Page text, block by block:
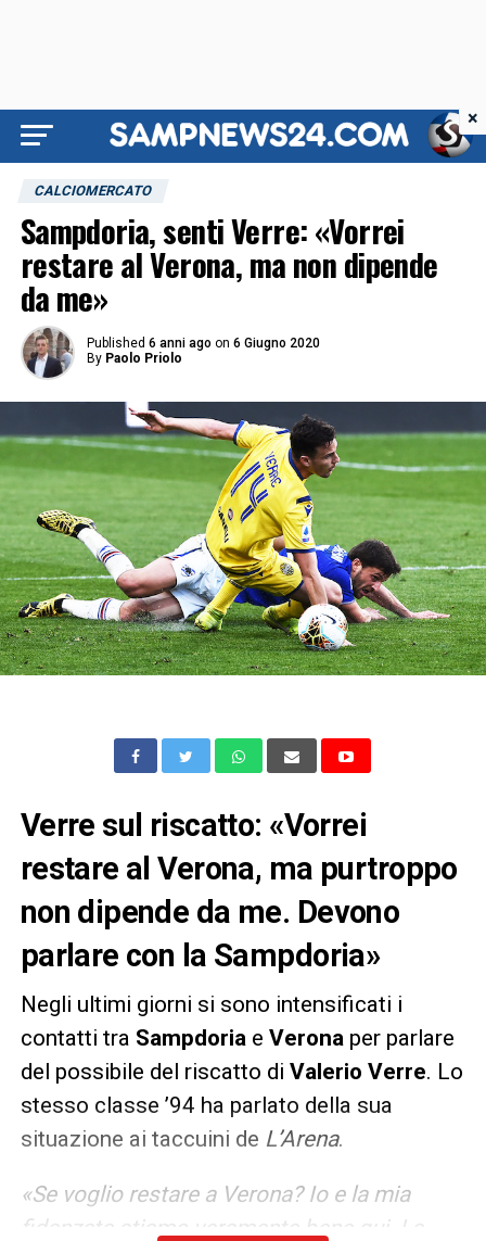
CALCIOMERCATO
Sampdoria, senti Verre: «Vorrei
restare al Verona, ma non dipende
da me»
Published 6 anni ago on 6 Giugno 2020
By Paolo Priolo
Verre sul riscatto: «Vorrei
restare al Verona, ma purtroppo
non dipende da me. Devono
parlare con la Sampdoria»
Negli ultimi giorni si sono intensificati i
contatti tra Sampdoria e Verona per parlare
del possibile del riscatto di Valerio Verre. Lo
stesso classe ’94 ha parlato della sua
situazione ai taccuini de L’Arena.
«Se voglio restare a Verona? Io e la mia
fidanzata stiamo veramente bene qui. La
×